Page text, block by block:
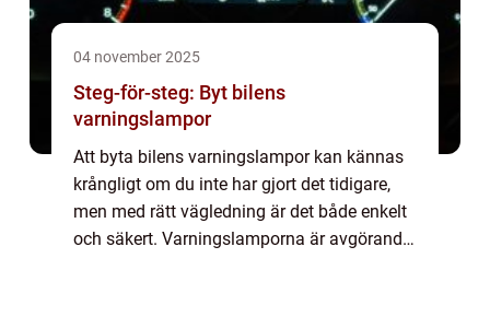
04 november 2025
Steg-för-steg: Byt bilens
varningslampor
Att byta bilens varningslampor kan kännas
krångligt om du inte har gjort det tidigare,
men med rätt vägledning är det både enkelt
och säkert. Varningslamporna är avgörande